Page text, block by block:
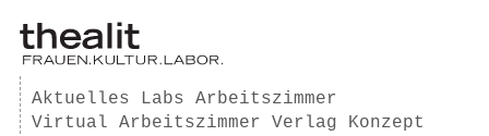
Aktuelles Labs
Arbeitszimmer
Virtual Arbeitszimmer
Verlag
Konzept